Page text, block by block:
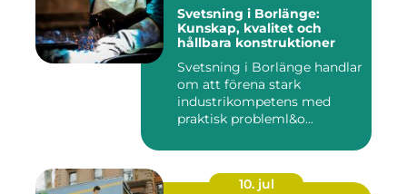
Svetsning i Borlänge:
Kunskap, kvalitet och
hållbara konstruktioner
Svetsning i Borlänge handlar
om att förena stark
industrikompetens med
praktisk probleml&o...
10. jul